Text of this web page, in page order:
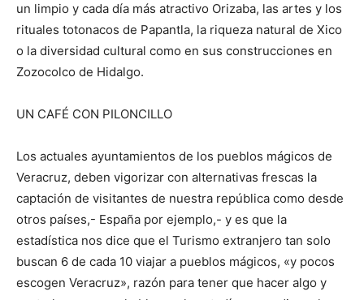
un limpio y cada día más atractivo Orizaba, las artes y los
rituales totonacos de Papantla, la riqueza natural de Xico
o la diversidad cultural como en sus construcciones en
Zozocolco de Hidalgo.
UN CAFÉ CON PILONCILLO
Los actuales ayuntamientos de los pueblos mágicos de
Veracruz, deben vigorizar con alternativas frescas la
captación de visitantes de nuestra república como desde
otros países,- España por ejemplo,- y es que la
estadística nos dice que el Turismo extranjero tan solo
buscan 6 de cada 10 viajar a pueblos mágicos, «y pocos
escogen Veracruz», razón para tener que hacer algo y